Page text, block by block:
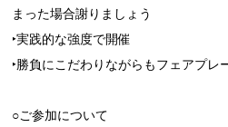
まった場合謝りましょう
‣実践的な強度で開催
‣勝負にこだわりながらもフェアプレ
○ご参加について